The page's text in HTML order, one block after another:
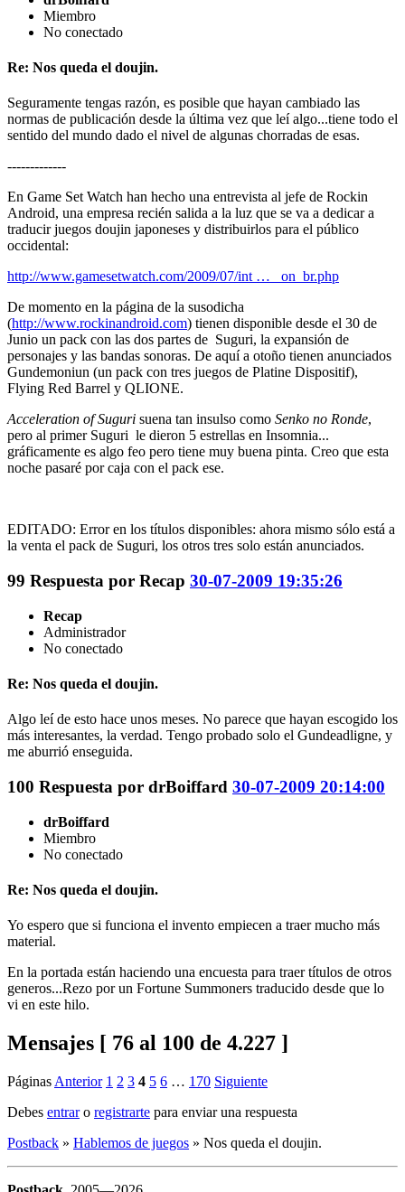
Miembro
No conectado
Re: Nos queda el doujin.
Seguramente tengas razón, es posible que hayan cambiado las
normas de publicación desde la última vez que leí algo...tiene todo el
sentido del mundo dado el nivel de algunas chorradas de esas.
-------------
En Game Set Watch han hecho una entrevista al jefe de Rockin
Android, una empresa recién salida a la luz que se va a dedicar a
traducir juegos doujin japoneses y distribuirlos para el público
occidental:
http://www.gamesetwatch.com/2009/07/int … _on_br.php
De momento en la página de la susodicha
(http://www.rockinandroid.com) tienen disponible desde el 30 de
Junio un pack con las dos partes de Suguri, la expansión de
personajes y las bandas sonoras. De aquí a otoño tienen anunciados
Gundemoniun (un pack con tres juegos de Platine Dispositif),
Flying Red Barrel y QLIONE.
Acceleration of Suguri suena tan insulso como Senko no Ronde,
pero al primer Suguri le dieron 5 estrellas en Insomnia...
gráficamente es algo feo pero tiene muy buena pinta. Creo que esta
noche pasaré por caja con el pack ese.
EDITADO: Error en los títulos disponibles: ahora mismo sólo está a
la venta el pack de Suguri, los otros tres solo están anunciados.
99 Respuesta por Recap 30-07-2009 19:35:26
Recap
Administrador
No conectado
Re: Nos queda el doujin.
Algo leí de esto hace unos meses. No parece que hayan escogido los
más interesantes, la verdad. Tengo probado solo el Gundeadligne, y
me aburrió enseguida.
100 Respuesta por drBoiffard 30-07-2009 20:14:00
drBoiffard
Miembro
No conectado
Re: Nos queda el doujin.
Yo espero que si funciona el invento empiecen a traer mucho más
material.
En la portada están haciendo una encuesta para traer títulos de otros
generos...Rezo por un Fortune Summoners traducido desde que lo
vi en este hilo.
Mensajes [ 76 al 100 de 4.227 ]
Páginas Anterior 1 2 3 4 5 6 … 170 Siguiente
Debes entraro registrarte para enviar una respuesta
Postback » Hablemos de juegos » Nos queda el doujin.